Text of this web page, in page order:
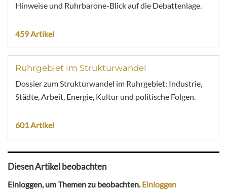
Hinweise und Ruhrbarone-Blick auf die Debattenlage.
459 Artikel
Ruhrgebiet im Strukturwandel
Dossier zum Strukturwandel im Ruhrgebiet: Industrie,
Städte, Arbeit, Energie, Kultur und politische Folgen.
601 Artikel
Diesen Artikel beobachten
Einloggen, um Themen zu beobachten.Einloggen